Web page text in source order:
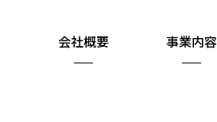
会社概要 事業内容